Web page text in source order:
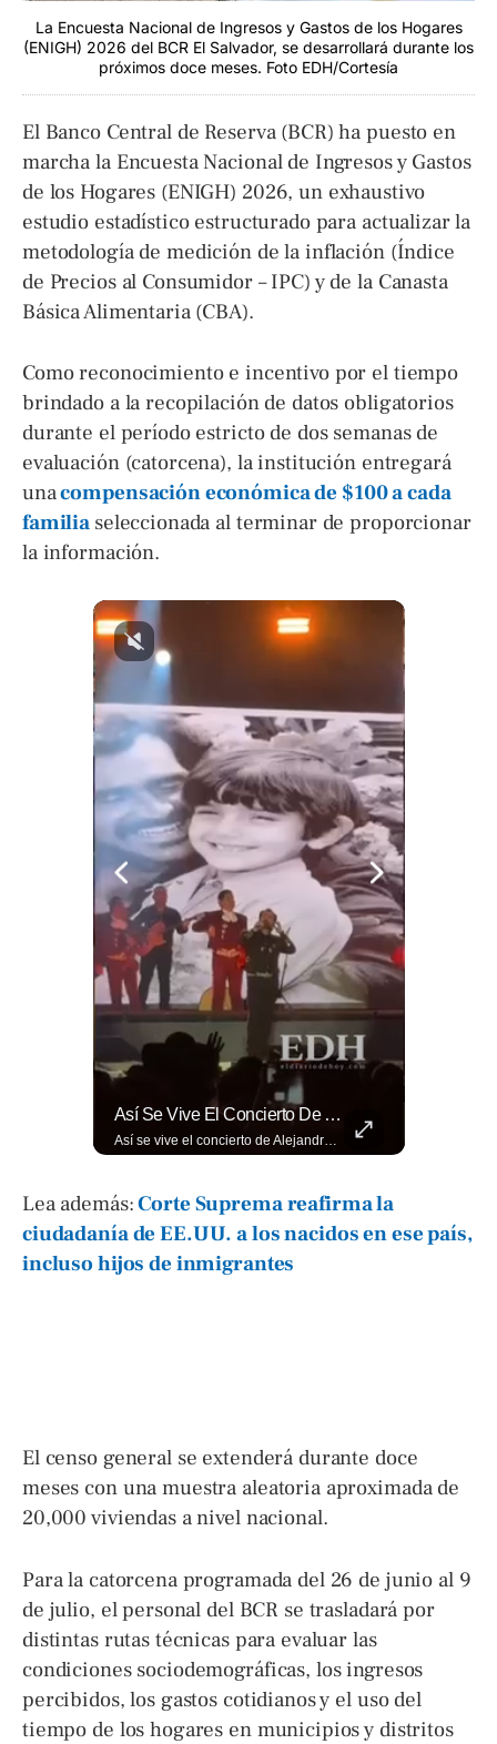
La Encuesta Nacional de Ingresos y Gastos de los Hogares
(ENIGH) 2026 del BCR El Salvador, se desarrollará durante los
próximos doce meses. Foto EDH/Cortesía
El Banco Central de Reserva (BCR) ha puesto en
marcha la Encuesta Nacional de Ingresos y Gastos
de los Hogares (ENIGH) 2026, un exhaustivo
estudio estadístico estructurado para actualizar la
metodología de medición de la inflación (Índice
de Precios al Consumidor – IPC) y de la Canasta
Básica Alimentaria (CBA).
Como reconocimiento e incentivo por el tiempo
brindado a la recopilación de datos obligatorios
durante el período estricto de dos semanas de
evaluación (catorcena), la institución entregará
unacompensación económica de $100 a cada
familia seleccionada al terminar de proporcionar
la información.
Así Se Vive El Concierto De Alejandro Fernández En El Salvador.
Así se vive el concierto de Alejandro Fernández en El Salvador. Una noche inolvidable a pesar de la lluvia. Canciones que llenaron de alegría y nostalgia a todo el público presente. 🤩👏 #Concierto #ElSalvador #AlejandroFernández
Lea además:Corte Suprema reafirma la
ciudadanía de EE.UU. a los nacidos en ese país,
incluso hijos de inmigrantes
El censo general se extenderá durante doce
meses con una muestra aleatoria aproximada de
20,000 viviendas a nivel nacional.
Para la catorcena programada del 26 de junio al 9
de julio, el personal del BCR se trasladará por
distintas rutas técnicas para evaluar las
condiciones sociodemográficas, los ingresos
percibidos, los gastos cotidianos y el uso del
tiempo de los hogares en municipios y distritos